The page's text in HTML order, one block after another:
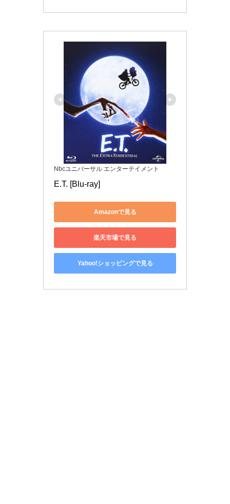
Nbcユニバーサル エンターテイメント
E.T. [Blu-ray]
Amazonで見る
楽天市場で見る
Yahoo!ショッピングで見る